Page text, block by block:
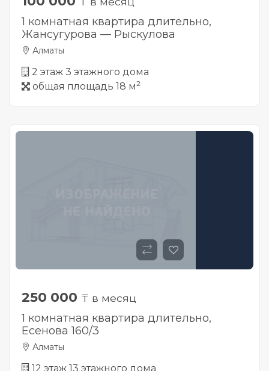
1 комнатная квартира длительно,
Жансугурова — Рыскулова
Алматы
2 этаж 3 этажного дома
общая площадь 18 м2
250 000 ₸ в месяц
1 комнатная квартира длительно,
Есенова 160/3
Алматы
12 этаж 13 этажного дома